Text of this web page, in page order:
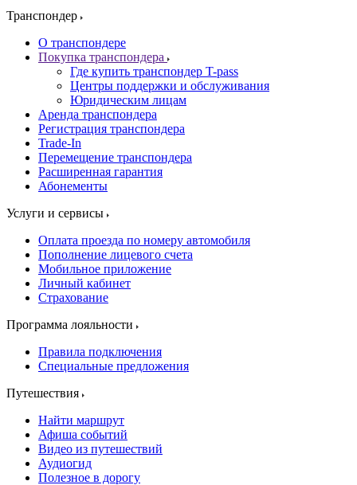
Транспондер
О транспондере
Покупка транспондера
Где купить транспондер T-pass
Центры поддержки и обслуживания
Юридическим лицам
Аренда транспондера
Регистрация транспондера
Trade-In
Перемещение транспондера
Расширенная гарантия
Абонементы
Услуги и сервисы
Оплата проезда по номеру автомобиля
Пополнение лицевого счета
Мобильное приложение
Личный кабинет
Страхование
Программа лояльности
Правила подключения
Специальные предложения
Путешествия
Найти маршрут
Афиша событий
Видео из путешествий
Аудиогид
Полезное в дорогу